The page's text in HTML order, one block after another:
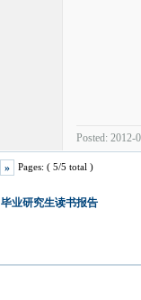
Posted: 2012-
» Pages: ( 5/5 total )
毕业研究生读书报告